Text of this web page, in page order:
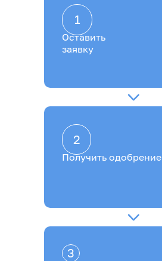
3
Получить одобрение
2
Оставить
заявку
1